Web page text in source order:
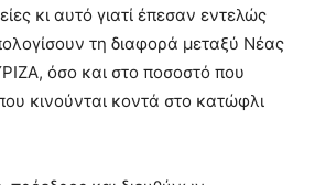
κι αυτό γιατί έπεσαν εντελώς
τη διαφορά μεταξύ Νέας
όσο και στο ποσοστό που
κινούνται κοντά στο κατώφλι